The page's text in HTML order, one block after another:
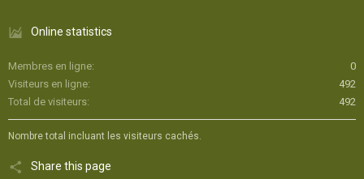
Online statistics
Membres en ligne
0
Visiteurs en ligne
492
Total de visiteurs
492
Nombre total incluant les visiteurs cachés.
Share this page